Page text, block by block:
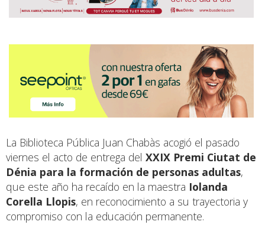
La Biblioteca Pública Juan Chabàs acogió el pasado
viernes el acto de entrega del XXIX Premi Ciutat de
Dénia para la formación de personas adultas,
que este año ha recaído en la maestra Iolanda
Corella Llopis, en reconocimiento a su trayectoria y
compromiso con la educación permanente.